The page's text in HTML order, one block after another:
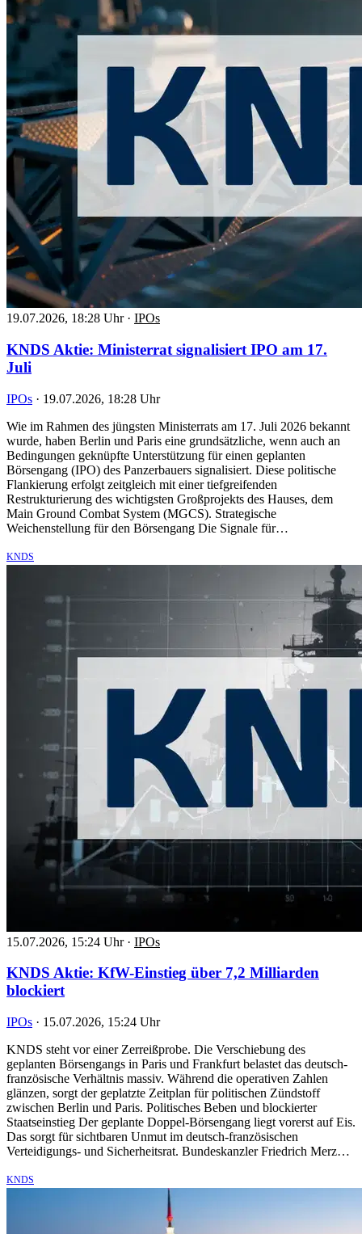
19.07.2026, 18:28 Uhr · IPOs
KNDS Aktie: Ministerrat signalisiert IPO am 17.
Juli
IPOs · 19.07.2026, 18:28 Uhr
Wie im Rahmen des jüngsten Ministerrats am 17. Juli 2026 bekannt
wurde, haben Berlin und Paris eine grundsätzliche, wenn auch an
Bedingungen geknüpfte Unterstützung für einen geplanten
Börsengang (IPO) des Panzerbauers signalisiert. Diese politische
Flankierung erfolgt zeitgleich mit einer tiefgreifenden
Restrukturierung des wichtigsten Großprojekts des Hauses, dem
Main Ground Combat System (MGCS). Strategische
Weichenstellung für den Börsengang Die Signale für…
KNDS
15.07.2026, 15:24 Uhr · IPOs
KNDS Aktie: KfW-Einstieg über 7,2 Milliarden
blockiert
IPOs · 15.07.2026, 15:24 Uhr
KNDS steht vor einer Zerreißprobe. Die Verschiebung des
geplanten Börsengangs in Paris und Frankfurt belastet das deutsch-
französische Verhältnis massiv. Während die operativen Zahlen
glänzen, sorgt der geplatzte Zeitplan für politischen Zündstoff
zwischen Berlin und Paris. Politisches Beben und blockierter
Staatseinstieg Der geplante Doppel-Börsengang liegt vorerst auf Eis.
Das sorgt für sichtbaren Unmut im deutsch-französischen
Verteidigungs- und Sicherheitsrat. Bundeskanzler Friedrich Merz…
KNDS